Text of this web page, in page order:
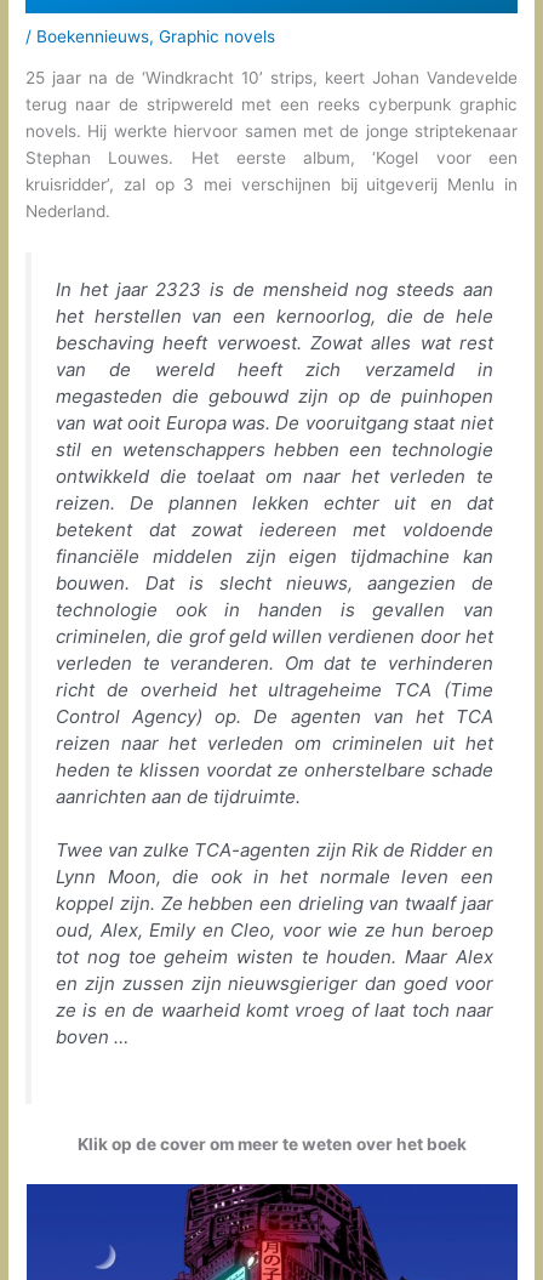
/ Boekennieuws,Graphic novels
25 jaar na de ‘Windkracht 10’ strips, keert Johan Vandevelde
terug naar de stripwereld met een reeks cyberpunk graphic
novels. Hij werkte hiervoor samen met de jonge striptekenaar
Stephan Louwes. Het eerste album, ‘Kogel voor een
kruisridder’, zal op 3 mei verschijnen bij uitgeverij Menlu in
Nederland.
In het jaar 2323 is de mensheid nog steeds aan
het herstellen van een kernoorlog, die de hele
beschaving heeft verwoest. Zowat alles wat rest
van de wereld heeft zich verzameld in
megasteden die gebouwd zijn op de puinhopen
van wat ooit Europa was. De vooruitgang staat niet
stil en wetenschappers hebben een technologie
ontwikkeld die toelaat om naar het verleden te
reizen. De plannen lekken echter uit en dat
betekent dat zowat iedereen met voldoende
financiële middelen zijn eigen tijdmachine kan
bouwen. Dat is slecht nieuws, aangezien de
technologie ook in handen is gevallen van
criminelen, die grof geld willen verdienen door het
verleden te veranderen. Om dat te verhinderen
richt de overheid het ultrageheime TCA (Time
Control Agency) op. De agenten van het TCA
reizen naar het verleden om criminelen uit het
heden te klissen voordat ze onherstelbare schade
aanrichten aan de tijdruimte.
Twee van zulke TCA-agenten zijn Rik de Ridder en
Lynn Moon, die ook in het normale leven een
koppel zijn. Ze hebben een drieling van twaalf jaar
oud, Alex, Emily en Cleo, voor wie ze hun beroep
tot nog toe geheim wisten te houden. Maar Alex
en zijn zussen zijn nieuwsgieriger dan goed voor
ze is en de waarheid komt vroeg of laat toch naar
boven …
Klik op de cover om meer te weten over het boek